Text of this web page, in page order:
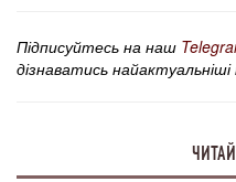
Підписуйтесь на наш
дізнаватись